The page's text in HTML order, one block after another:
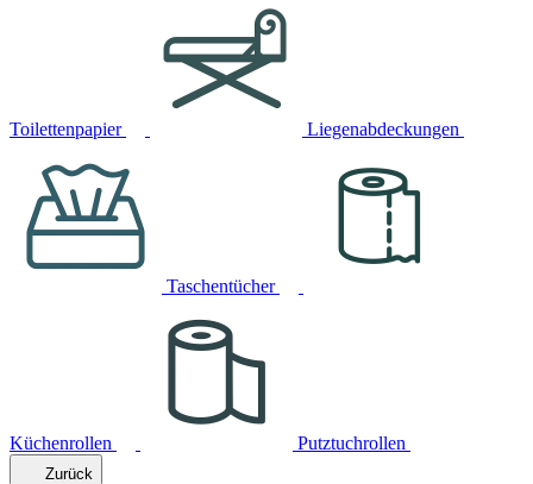
Toilettenpapier Liegenabdeckungen
Taschentücher
Küchenrollen Putztuchrollen
Zurück